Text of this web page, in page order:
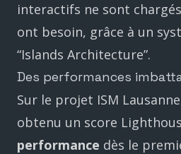
interactifs ne sont
ont besoin, grâce à un
“Islands Architecture”.
Des performances
Sur le projet ISM
obtenu un score
performance dès le